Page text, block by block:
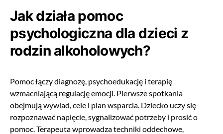
Jak działa pomoc
psychologiczna dla dzieci z
rodzin alkoholowych?
Pomoc łączy diagnozę, psychoedukację i terapię
wzmacniającą regulację emocji. Pierwsze spotkania
obejmują wywiad, cele i plan wsparcia. Dziecko uczy się
rozpoznawać napięcie, sygnalizować potrzeby i prosić o
pomoc. Terapeuta wprowadza techniki oddechowe,